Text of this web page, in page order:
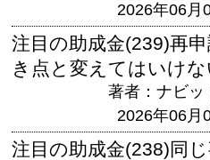
2026年06月
注目の助成金(239)再
き点と変えてはいけな
著者：ナビッ
2026年06月
注目の助成金(238)同